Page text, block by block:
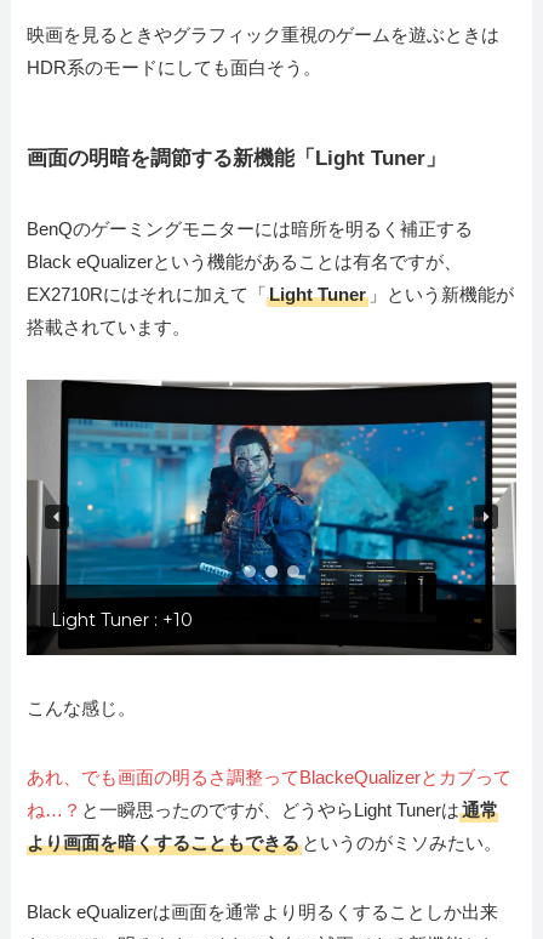
映画を見るときやグラフィック重視のゲームを遊ぶときは
HDR系のモードにしても面白そう。
画面の明暗を調節する新機能「Light Tuner」
BenQのゲーミングモニターには暗所を明るく補正する
Black eQualizerという機能があることは有名ですが、
EX2710Rにはそれに加えて「Light Tuner 」という新機能が
搭載されています。
Light Tuner : -10
こんな感じ。
あれ、でも画面の明るさ調整ってBlackeQualizerとカブって
ね…？ と一瞬思ったのですが、どうやらLight Tunerは通常
より画面を暗くすることもできる というのがミソみたい。
Black eQualizerは画面を通常より明るくすることしか出来